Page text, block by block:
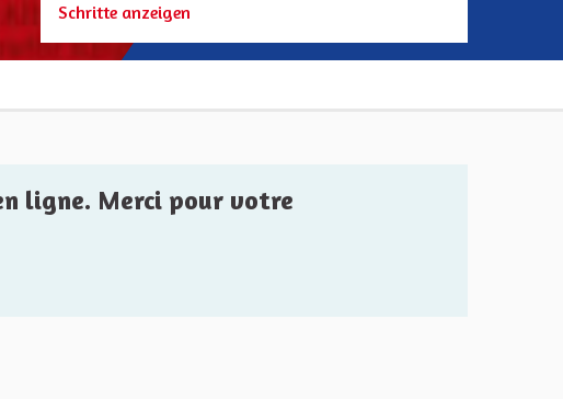
Schritte anzeigen
ligne. Merci pour votre